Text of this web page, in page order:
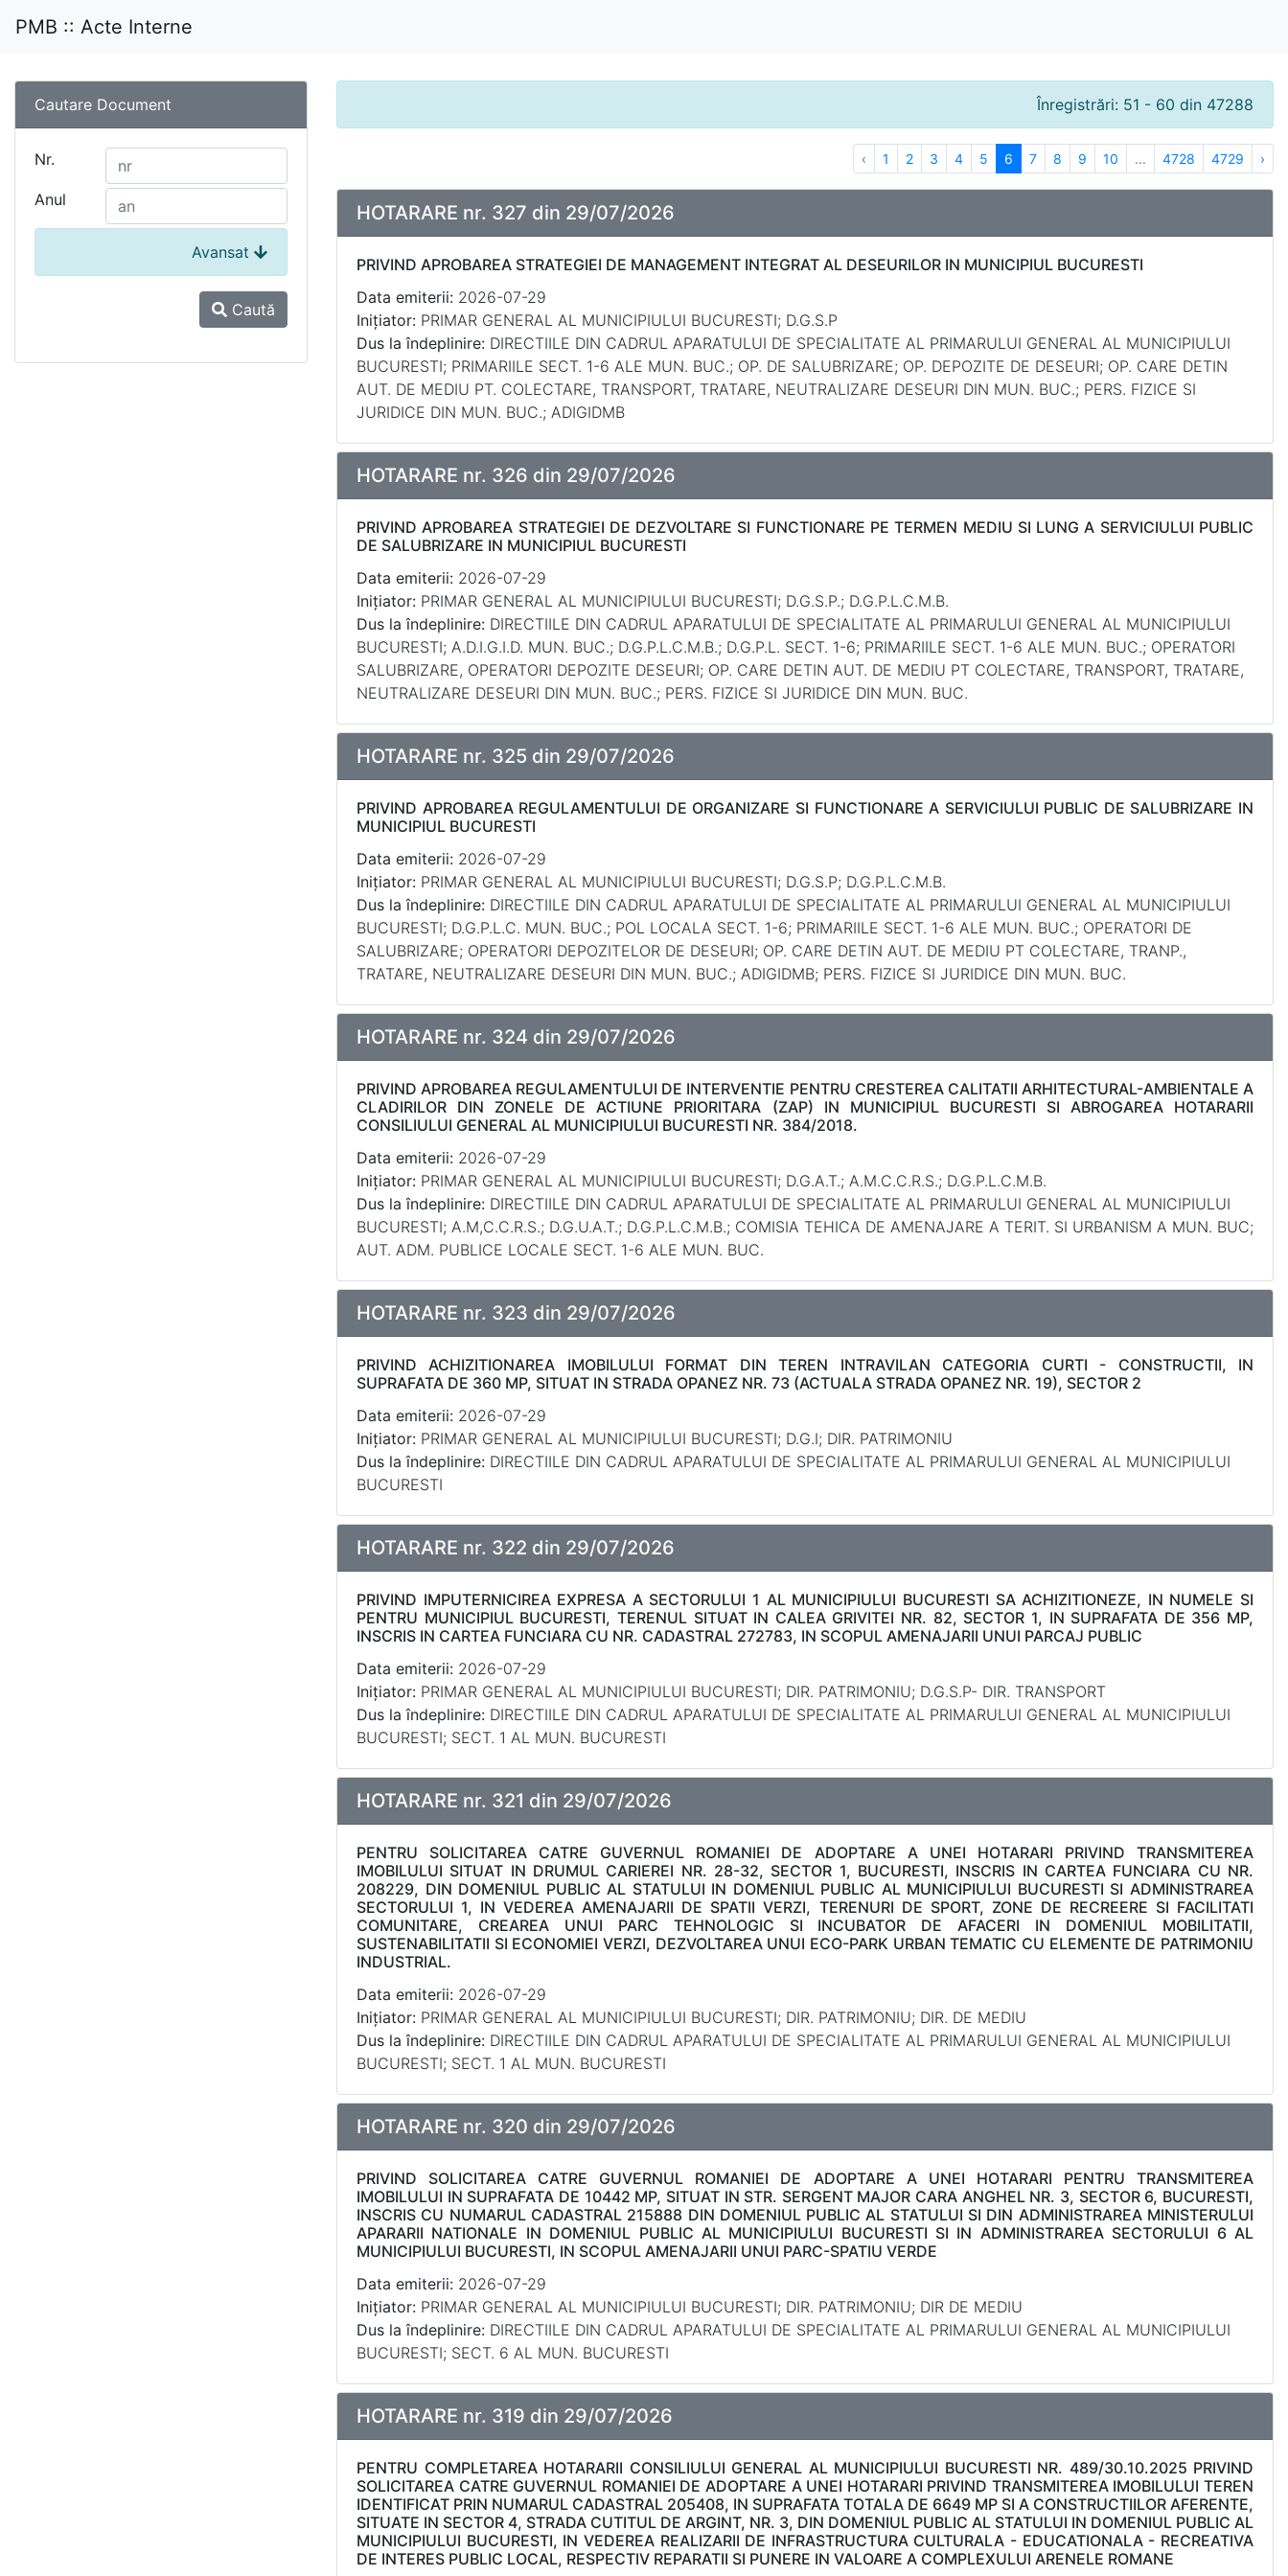
PMB :: Acte Interne
Cautare Document
Nr.
Anul
Avansat
Caută
Înregistrări: 51 - 60 din 47288
‹ 1 2 3 4 5 6 7 8 9 10 ... 4728 4729 ›
HOTARARE nr. 327 din 29/07/2026
PRIVIND APROBAREA STRATEGIEI DE MANAGEMENT INTEGRAT AL DESEURILOR IN MUNICIPIUL BUCURESTI
Data emiterii: 2026-07-29
Inițiator: PRIMAR GENERAL AL MUNICIPIULUI BUCURESTI; D.G.S.P
Dus la îndeplinire: DIRECTIILE DIN CADRUL APARATULUI DE SPECIALITATE AL PRIMARULUI GENERAL AL MUNICIPIULUI
BUCURESTI; PRIMARIILE SECT. 1-6 ALE MUN. BUC.; OP. DE SALUBRIZARE; OP. DEPOZITE DE DESEURI; OP. CARE DETIN
AUT. DE MEDIU PT. COLECTARE, TRANSPORT, TRATARE, NEUTRALIZARE DESEURI DIN MUN. BUC.; PERS. FIZICE SI
JURIDICE DIN MUN. BUC.; ADIGIDMB
HOTARARE nr. 326 din 29/07/2026
PRIVIND APROBAREA STRATEGIEI DE DEZVOLTARE SI FUNCTIONARE PE TERMEN MEDIU SI LUNG A SERVICIULUI PUBLIC
DE SALUBRIZARE IN MUNICIPIUL BUCURESTI
Data emiterii: 2026-07-29
Inițiator: PRIMAR GENERAL AL MUNICIPIULUI BUCURESTI; D.G.S.P.; D.G.P.L.C.M.B.
Dus la îndeplinire: DIRECTIILE DIN CADRUL APARATULUI DE SPECIALITATE AL PRIMARULUI GENERAL AL MUNICIPIULUI
BUCURESTI; A.D.I.G.I.D. MUN. BUC.; D.G.P.L.C.M.B.; D.G.P.L. SECT. 1-6; PRIMARIILE SECT. 1-6 ALE MUN. BUC.; OPERATORI
SALUBRIZARE, OPERATORI DEPOZITE DESEURI; OP. CARE DETIN AUT. DE MEDIU PT COLECTARE, TRANSPORT, TRATARE,
NEUTRALIZARE DESEURI DIN MUN. BUC.; PERS. FIZICE SI JURIDICE DIN MUN. BUC.
HOTARARE nr. 325 din 29/07/2026
PRIVIND APROBAREA REGULAMENTULUI DE ORGANIZARE SI FUNCTIONARE A SERVICIULUI PUBLIC DE SALUBRIZARE IN
MUNICIPIUL BUCURESTI
Data emiterii: 2026-07-29
Inițiator: PRIMAR GENERAL AL MUNICIPIULUI BUCURESTI; D.G.S.P; D.G.P.L.C.M.B.
Dus la îndeplinire: DIRECTIILE DIN CADRUL APARATULUI DE SPECIALITATE AL PRIMARULUI GENERAL AL MUNICIPIULUI
BUCURESTI; D.G.P.L.C. MUN. BUC.; POL LOCALA SECT. 1-6; PRIMARIILE SECT. 1-6 ALE MUN. BUC.; OPERATORI DE
SALUBRIZARE; OPERATORI DEPOZITELOR DE DESEURI; OP. CARE DETIN AUT. DE MEDIU PT COLECTARE, TRANP.,
TRATARE, NEUTRALIZARE DESEURI DIN MUN. BUC.; ADIGIDMB; PERS. FIZICE SI JURIDICE DIN MUN. BUC.
HOTARARE nr. 324 din 29/07/2026
PRIVIND APROBAREA REGULAMENTULUI DE INTERVENTIE PENTRU CRESTEREA CALITATII ARHITECTURAL-AMBIENTALE A
CLADIRILOR DIN ZONELE DE ACTIUNE PRIORITARA (ZAP) IN MUNICIPIUL BUCURESTI SI ABROGAREA HOTARARII
CONSILIULUI GENERAL AL MUNICIPIULUI BUCURESTI NR. 384/2018.
Data emiterii: 2026-07-29
Inițiator: PRIMAR GENERAL AL MUNICIPIULUI BUCURESTI; D.G.A.T.; A.M.C.C.R.S.; D.G.P.L.C.M.B.
Dus la îndeplinire: DIRECTIILE DIN CADRUL APARATULUI DE SPECIALITATE AL PRIMARULUI GENERAL AL MUNICIPIULUI
BUCURESTI; A.M,C.C.R.S.; D.G.U.A.T.; D.G.P.L.C.M.B.; COMISIA TEHICA DE AMENAJARE A TERIT. SI URBANISM A MUN. BUC;
AUT. ADM. PUBLICE LOCALE SECT. 1-6 ALE MUN. BUC.
HOTARARE nr. 323 din 29/07/2026
PRIVIND ACHIZITIONAREA IMOBILULUI FORMAT DIN TEREN INTRAVILAN CATEGORIA CURTI - CONSTRUCTII, IN
SUPRAFATA DE 360 MP, SITUAT IN STRADA OPANEZ NR. 73 (ACTUALA STRADA OPANEZ NR. 19), SECTOR 2
Data emiterii: 2026-07-29
Inițiator: PRIMAR GENERAL AL MUNICIPIULUI BUCURESTI; D.G.I; DIR. PATRIMONIU
Dus la îndeplinire: DIRECTIILE DIN CADRUL APARATULUI DE SPECIALITATE AL PRIMARULUI GENERAL AL MUNICIPIULUI
BUCURESTI
HOTARARE nr. 322 din 29/07/2026
PRIVIND IMPUTERNICIREA EXPRESA A SECTORULUI 1 AL MUNICIPIULUI BUCURESTI SA ACHIZITIONEZE, IN NUMELE SI
PENTRU MUNICIPIUL BUCURESTI, TERENUL SITUAT IN CALEA GRIVITEI NR. 82, SECTOR 1, IN SUPRAFATA DE 356 MP,
INSCRIS IN CARTEA FUNCIARA CU NR. CADASTRAL 272783, IN SCOPUL AMENAJARII UNUI PARCAJ PUBLIC
Data emiterii: 2026-07-29
Inițiator: PRIMAR GENERAL AL MUNICIPIULUI BUCURESTI; DIR. PATRIMONIU; D.G.S.P- DIR. TRANSPORT
Dus la îndeplinire: DIRECTIILE DIN CADRUL APARATULUI DE SPECIALITATE AL PRIMARULUI GENERAL AL MUNICIPIULUI
BUCURESTI; SECT. 1 AL MUN. BUCURESTI
HOTARARE nr. 321 din 29/07/2026
PENTRU SOLICITAREA CATRE GUVERNUL ROMANIEI DE ADOPTARE A UNEI HOTARARI PRIVIND TRANSMITEREA
IMOBILULUI SITUAT IN DRUMUL CARIEREI NR. 28-32, SECTOR 1, BUCURESTI, INSCRIS IN CARTEA FUNCIARA CU NR.
208229, DIN DOMENIUL PUBLIC AL STATULUI IN DOMENIUL PUBLIC AL MUNICIPIULUI BUCURESTI SI ADMINISTRAREA
SECTORULUI 1, IN VEDEREA AMENAJARII DE SPATII VERZI, TERENURI DE SPORT, ZONE DE RECREERE SI FACILITATI
COMUNITARE, CREAREA UNUI PARC TEHNOLOGIC SI INCUBATOR DE AFACERI IN DOMENIUL MOBILITATII,
SUSTENABILITATII SI ECONOMIEI VERZI, DEZVOLTAREA UNUI ECO-PARK URBAN TEMATIC CU ELEMENTE DE PATRIMONIU
INDUSTRIAL.
Data emiterii: 2026-07-29
Inițiator: PRIMAR GENERAL AL MUNICIPIULUI BUCURESTI; DIR. PATRIMONIU; DIR. DE MEDIU
Dus la îndeplinire: DIRECTIILE DIN CADRUL APARATULUI DE SPECIALITATE AL PRIMARULUI GENERAL AL MUNICIPIULUI
BUCURESTI; SECT. 1 AL MUN. BUCURESTI
HOTARARE nr. 320 din 29/07/2026
PRIVIND SOLICITAREA CATRE GUVERNUL ROMANIEI DE ADOPTARE A UNEI HOTARARI PENTRU TRANSMITEREA
IMOBILULUI IN SUPRAFATA DE 10442 MP, SITUAT IN STR. SERGENT MAJOR CARA ANGHEL NR. 3, SECTOR 6, BUCURESTI,
INSCRIS CU NUMARUL CADASTRAL 215888 DIN DOMENIUL PUBLIC AL STATULUI SI DIN ADMINISTRAREA MINISTERULUI
APARARII NATIONALE IN DOMENIUL PUBLIC AL MUNICIPIULUI BUCURESTI SI IN ADMINISTRAREA SECTORULUI 6 AL
MUNICIPIULUI BUCURESTI, IN SCOPUL AMENAJARII UNUI PARC-SPATIU VERDE
Data emiterii: 2026-07-29
Inițiator: PRIMAR GENERAL AL MUNICIPIULUI BUCURESTI; DIR. PATRIMONIU; DIR DE MEDIU
Dus la îndeplinire: DIRECTIILE DIN CADRUL APARATULUI DE SPECIALITATE AL PRIMARULUI GENERAL AL MUNICIPIULUI
BUCURESTI; SECT. 6 AL MUN. BUCURESTI
HOTARARE nr. 319 din 29/07/2026
PENTRU COMPLETAREA HOTARARII CONSILIULUI GENERAL AL MUNICIPIULUI BUCURESTI NR. 489/30.10.2025 PRIVIND
SOLICITAREA CATRE GUVERNUL ROMANIEI DE ADOPTARE A UNEI HOTARARI PRIVIND TRANSMITEREA IMOBILULUI TEREN
IDENTIFICAT PRIN NUMARUL CADASTRAL 205408, IN SUPRAFATA TOTALA DE 6649 MP SI A CONSTRUCTIILOR AFERENTE,
SITUATE IN SECTOR 4, STRADA CUTITUL DE ARGINT, NR. 3, DIN DOMENIUL PUBLIC AL STATULUI IN DOMENIUL PUBLIC AL
MUNICIPIULUI BUCURESTI, IN VEDEREA REALIZARII DE INFRASTRUCTURA CULTURALA - EDUCATIONALA - RECREATIVA
DE INTERES PUBLIC LOCAL, RESPECTIV REPARATII SI PUNERE IN VALOARE A COMPLEXULUI ARENELE ROMANE